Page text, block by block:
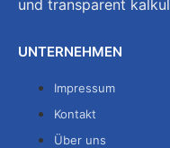
und transparent
UNTERNEHMEN
Impressum
Kontakt
Über uns